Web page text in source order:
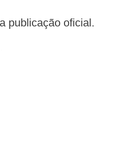
publicação oficial.